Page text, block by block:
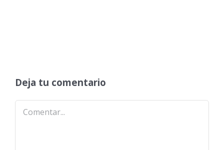
Deja tu comentario
Comentar